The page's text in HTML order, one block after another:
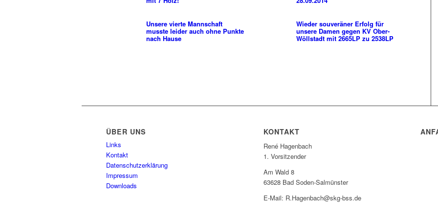
Unsere vierte Mannschaft
musste leider auch ohne Punkte
nach Hause
Wieder souveräner Erfolg für
unsere Damen gegen KV Ober-
Wöllstadt mit 2665LP zu 2538LP
ÜBER UNS
Links
Kontakt
Datenschutzerklärung
Impressum
Downloads
KONTAKT
René Hagenbach
1. Vorsitzender
Am Wald 8
63628 Bad Soden-Salmünster
E-Mail: R.Hagenbach@skg-bss.de